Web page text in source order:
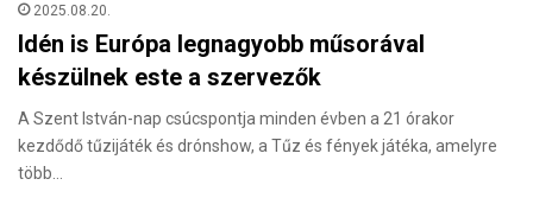
2025.08.20.
Idén is Európa legnagyobb műsorával
készülnek este a szervezők
A Szent István-nap csúcspontja minden évben a 21 órakor
kezdődő tűzijáték és drónshow, a Tűz és fények játéka, amelyre
több…